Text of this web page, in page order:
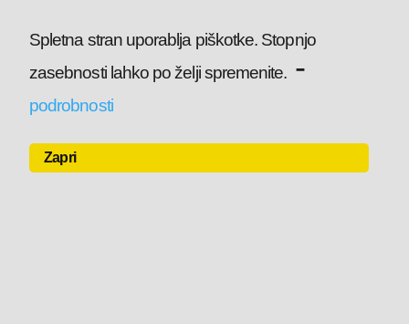
Spletna stran uporablja piškotke. Stopnjo
zasebnosti lahko po želji spremenite. -
podrobnosti
Zapri